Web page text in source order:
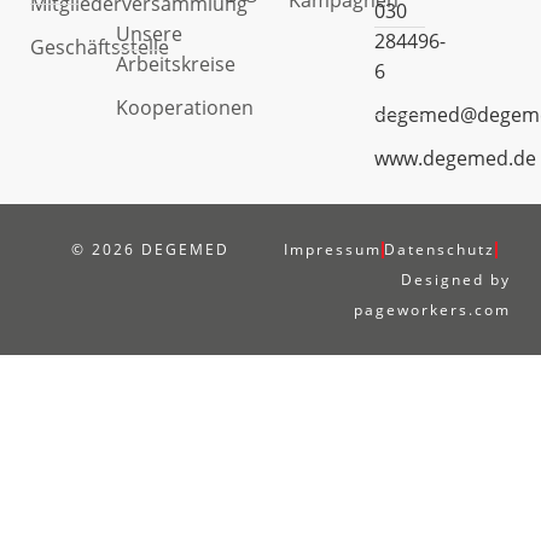
Geschäftsstelle
Unsere
Arbeitskreise
Kooperationen
030
284496-
6
www.degemed.de
© 2026 DEGEMED Impressum Datenschutz
Designed by
pageworkers.com